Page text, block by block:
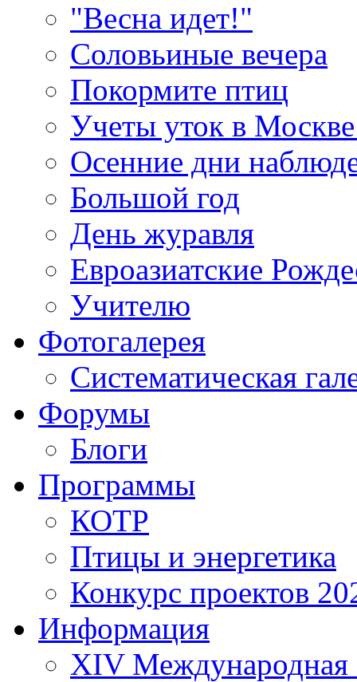
"Весна идет!"
Соловьиные вечера
Покормите птиц
Учеты уток в
Осенние дни
Большой год
День журавля
Евроазиатские
Учителю
Фотогалерея
Систематическая
Форумы
Блоги
Программы
КОТР
Птицы и энергетика
Конкурс проектов
Информация
XIV Международная